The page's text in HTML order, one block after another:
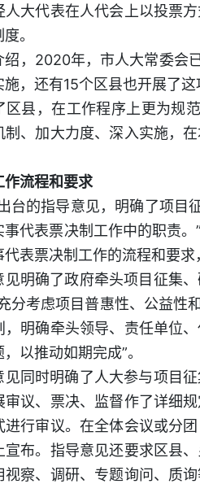
人大代表在人代会上以投票
。
绍，2020年，市人大常委会
施，还有15个区县也开展了
区县，在工作程序上更为
制、加大力度、深入实施，
作流程和要求
台的指导意见，明确了项目
事代表票决制工作中的职责
代表票决制工作的流程和要
见明确了政府牵头项目征集
分考虑项目普惠性、公益性
，明确牵头领导、责任单位
以推动如期完成”。
见同时明确了人大参与项目
审议、票决、监督作了详细
进行审议。在全体会议或分
宣布。指导意见还要求区县
视察、调研、专题询问、质